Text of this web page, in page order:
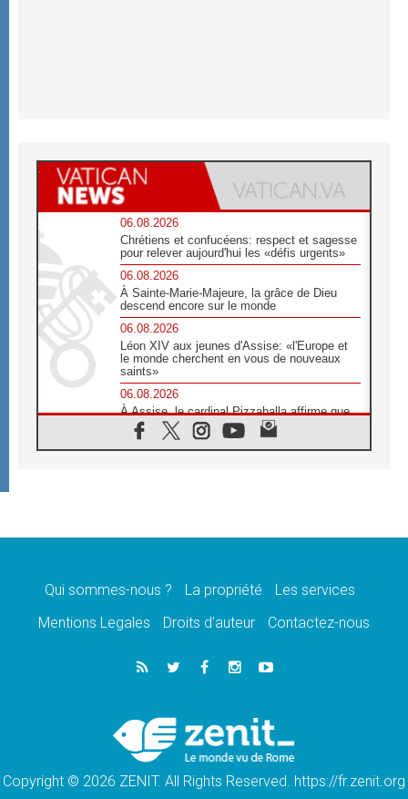
06.08.2026
Chrétiens et confucéens: respect et sagesse
pour relever aujourd'hui les «défis urgents»
06.08.2026
À Sainte-Marie-Majeure, la grâce de Dieu
descend encore sur le monde
06.08.2026
Léon XIV aux jeunes d'Assise: «l'Europe et
le monde cherchent en vous de nouveaux
saints»
06.08.2026
À Assise, le cardinal Pizzaballa affirme que
«les chrétiens veulent la paix»
06.08.2026
message de paix et de dignité humaine»
«La visite du Pape en Uruguay renforcera
05.08.2026
Le nonce en Ukraine: «Il est inquiétant
Léon XIV au Pérou, une lueur d'espoir pour
un peuple en quête de paix
Qui sommes-nous ? La propriété
Les services
Mentions Legales
Droits d’auteur Contactez-nous
Copyright © 2026 ZENIT. All Rights Reserved. https://fr.zenit.org